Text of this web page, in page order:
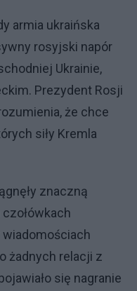
armia ukraińska
rosyjski napór
Ukrainie,
Prezydent Rosji
że chce
siły Kremla
znaczną
żadnych relacji z
się nagranie